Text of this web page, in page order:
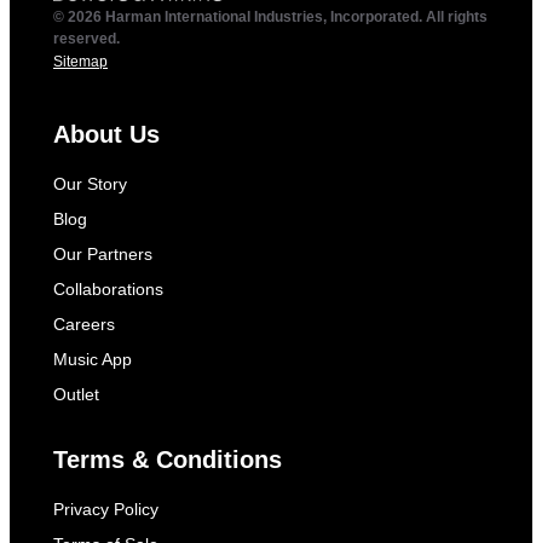
© 2026 Harman International Industries, Incorporated. All rights
reserved.
Sitemap
About Us
Our Story
Blog
Our Partners
Collaborations
Careers
Music App
Outlet
Terms & Conditions
Privacy Policy